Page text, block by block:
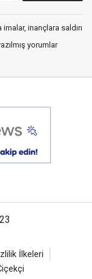
inançlara saldırı
yorumlar
İlkeleri